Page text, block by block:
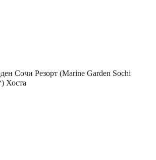
Сочи Резорт (Marine Garden Sochi
Хоста